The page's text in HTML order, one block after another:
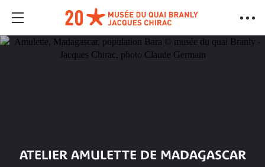
ATELIER AMULETTE DE MADAGASCAR